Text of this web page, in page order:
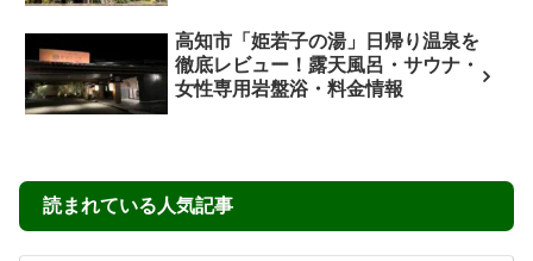
高知市「姫若子の湯」日帰り温泉を
徹底レビュー！露天風呂・サウナ・
女性専用岩盤浴・料金情報
読まれている人気記事